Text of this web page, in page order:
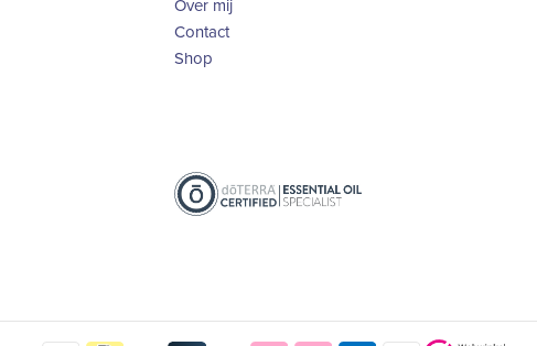
Over mij
Contact
Shop